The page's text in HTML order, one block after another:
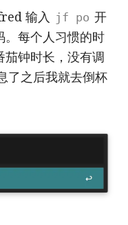
输入 jf po 开
。每个人习惯的时
钟时长，没有调
了之后我就去倒杯